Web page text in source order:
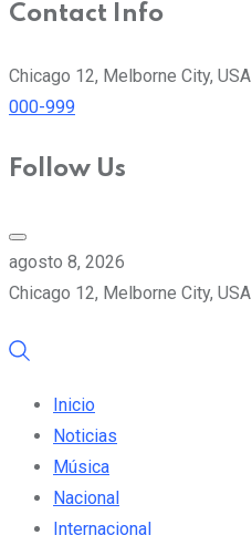
Contact Info
Chicago 12, Melborne City, USA
000-999
Follow Us
agosto 8, 2026
Chicago 12, Melborne City, USA
Inicio
Noticias
Música
Nacional
Internacional